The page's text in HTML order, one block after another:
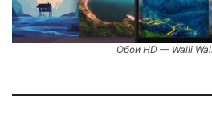
Обои HD — Walli